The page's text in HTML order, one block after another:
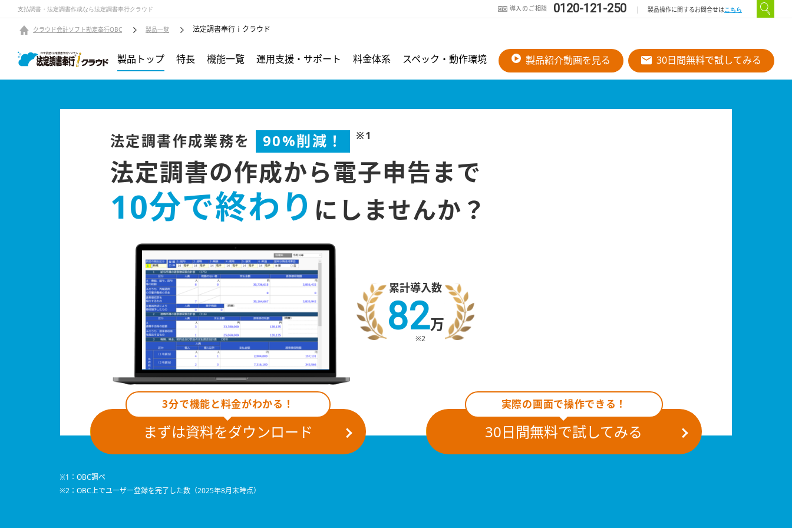
支払調書・法定調書作成なら法定調書奉行クラウド 導入のご相談 0120-121-250 製品操作に関するお問合せは こちら
クラウド会計ソフト勘定奉行OBC 製品一覧 法定調書奉行ｉクラウド
製品トップ 特長 機能一覧 運用支援・サポート 料金体系 スペック・動作環境 製品紹介動画を見る 30日間無料で試してみる
法定調書作成業務を 90%削減！ ※1
法定調書の作成から電子申告まで
10分で終わり にしませんか？
累計導入数
82万
※2
3分で機能と料金がわかる！
まずは資料をダウンロード
実際の画面で操作できる！
30日間無料で試してみる
※1：OBC調べ
※2：OBC上でユーザー登録を完了した数（2025年8月末時点）